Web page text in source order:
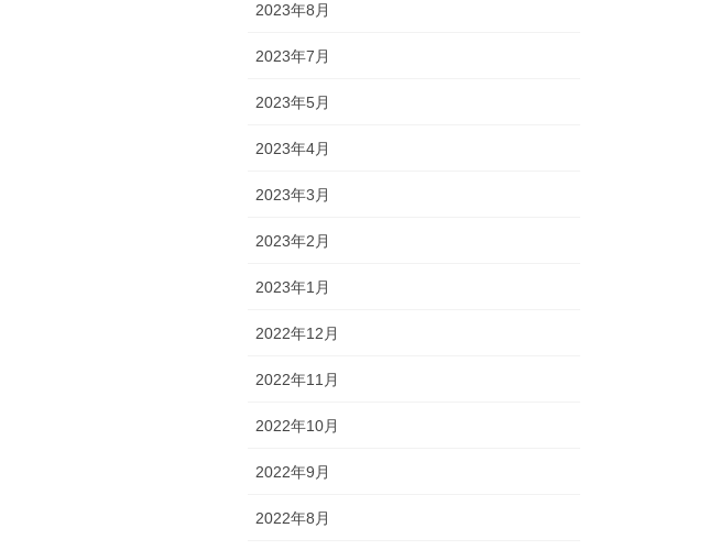
2023年8月
2023年7月
2023年5月
2023年4月
2023年3月
2023年2月
2023年1月
2022年12月
2022年11月
2022年10月
2022年9月
2022年8月